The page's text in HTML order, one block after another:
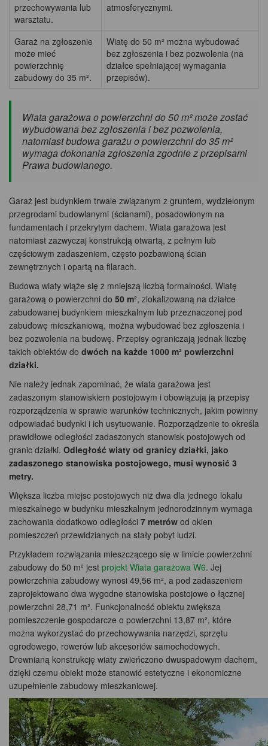
przechowywania lub
warsztatu.
atmosferycznymi.
Garaż na zgłoszenie
może mieć
powierzchnię
zabudowy do 35 m².
Wiatę do 50 m² można wybudować
bez zgłoszenia i bez pozwolenia (na
działce spełniającej wymagania
przepisów).
Wiata garażowa o powierzchni do 50 m² może zostać
wybudowana bez zgłoszenia i bez pozwolenia,
natomiast budowa garażu o powierzchni do 35 m²
wymaga dokonania zgłoszenia zgodnie z przepisami
Prawa budowlanego.
Garaż jest budynkiem trwale związanym z gruntem, wydzielonym
przegrodami budowlanymi (ścianami), posadowionym na
fundamentach i przekrytym dachem. Wiata garażowa jest
natomiast zazwyczaj konstrukcją otwartą, z pełnym lub
częściowym zadaszeniem, często pozbawioną ścian
zewnętrznych i opartą na filarach.
Budowa wiaty wiąże się z mniejszą liczbą formalności. Wiatę
garażową o powierzchni do 50 m², zlokalizowaną na działce
zabudowanej budynkiem mieszkalnym lub przeznaczonej pod
zabudowę mieszkaniową, można wybudować bez zgłoszenia i
bez pozwolenia na budowę. Przepisy ograniczają jednak liczbę
takich obiektów do dwóch na każde 1000 m² powierzchni
działki.
Nie należy jednak zapominać, że wiata garażowa jest
zadaszonym stanowiskiem postojowym i obowiązują ją przepisy
rozporządzenia w sprawie warunków technicznych, jakim powinny
odpowiadać budynki i ich usytuowanie. Rozporządzenie to określa
prawidłowe odległości zadaszonych stanowisk postojowych od
granic działki. Odległość wiaty od granicy działki, jako
zadaszonego stanowiska postojowego, musi wynosić 3
metry.
Większa liczba miejsc postojowych niż dwa dla jednego lokalu
mieszkalnego w budynku mieszkalnym jednorodzinnym wymaga
zachowania dodatkowo odległości 7 metrów od okien
pomieszczeń przewidzianych na stały pobyt ludzi.
Przykładem rozwiązania mieszczącego się w limicie powierzchni
zabudowy do 50 m² jest projekt Wiata garażowa W6. Jej
powierzchnia zabudowy wynosi 49,56 m², a pod zadaszeniem
zaprojektowano dwa wygodne stanowiska postojowe o łącznej
powierzchni 28,71 m². Funkcjonalność obiektu zwiększa
pomieszczenie gospodarcze o powierzchni 13,87 m², które
można wykorzystać do przechowywania narzędzi, sprzętu
ogrodowego, rowerów lub akcesoriów samochodowych.
Drewnianą konstrukcję wiaty zwieńczono dwuspadowym dachem,
dzięki czemu obiekt może stanowić estetyczne i ekonomiczne
uzupełnienie zabudowy mieszkaniowej.